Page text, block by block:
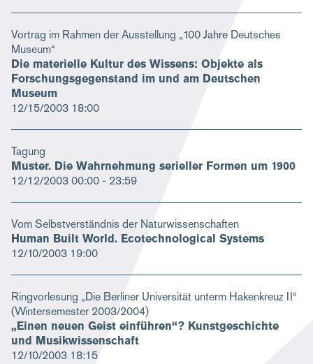
Vortrag im Rahmen der Ausstellung „100 Jahre Deutsches
Museum“
Die materielle Kultur des Wissens: Objekte als
Forschungsgegenstand im und am Deutschen
Museum
12/15/2003 18:00
Tagung
Muster. Die Wahrnehmung serieller Formen um 1900
12/12/200300:00 - 23:59
Vom Selbstverständnis der Naturwissenschaften
Human Built World. Ecotechnological Systems
12/10/2003 19:00
Ringvorlesung „Die Berliner Universität unterm Hakenkreuz II“
(Wintersemester 2003/2004)
„Einen neuen Geist einführen“? Kunstgeschichte
und Musikwissenschaft
12/10/2003 18:15